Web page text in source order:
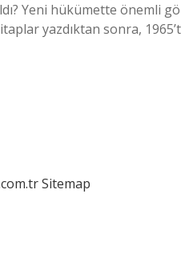
Yeni hükümette önemli
yazdıktan sonra,
Sitemap